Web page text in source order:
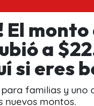
El
a
si eres
familias y uno
nuevos montos.